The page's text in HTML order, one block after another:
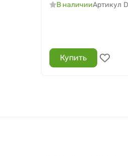
В наличииАртикул
Купить